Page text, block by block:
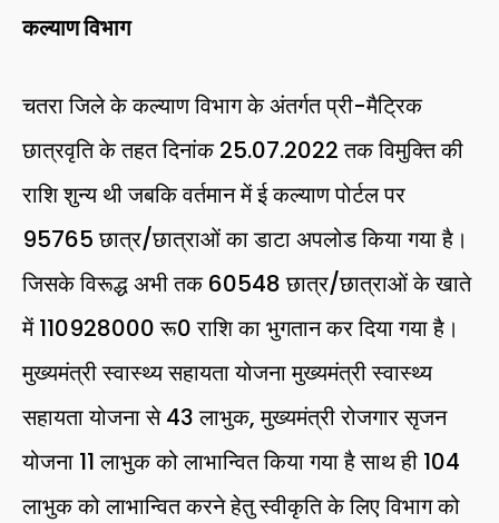
कल्याण विभाग
चतरा जिले के कल्याण विभाग के अंतर्गत प्री-मैट्रिक
छात्रवृति के तहत दिनांक 25.07.2022 तक विमुक्ति की
राशि शुन्य थी जबकि वर्तमान में ई कल्याण पोर्टल पर
95765 छात्र/छात्राओं का डाटा अपलोड किया गया है।
जिसके विरूद्ध अभी तक 60548 छात्र/छात्राओं के खाते
में 110928000 रू0 राशि का भुगतान कर दिया गया है।
मुख्यमंत्री स्वास्थ्य सहायता योजना मुख्यमंत्री स्वास्थ्य
सहायता योजना से 43 लाभुक, मुख्यमंत्री रोजगार सृजन
योजना 11 लाभुक को लाभान्वित किया गया है साथ ही 104
लाभुक को लाभान्वित करने हेतु स्वीकृति के लिए विभाग को